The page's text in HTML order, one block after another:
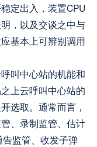
定出入，装置CPU
，以及交谈之中与
基本上可辨别调用
叫中心站的机能和
上云呼叫中心站的
选取。通常而言，
、录制监管、估计
监管、收发子弹